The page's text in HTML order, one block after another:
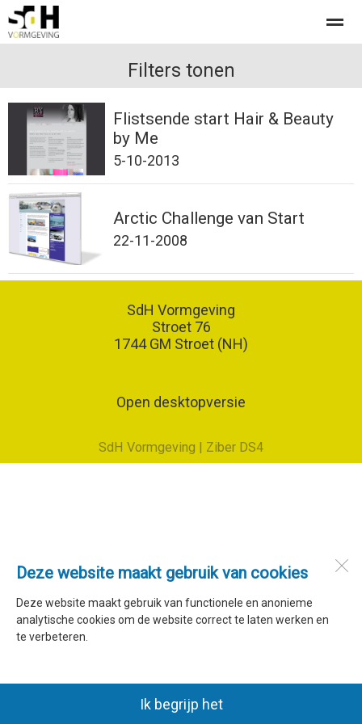
Offerte aanvragen bij SdH Vormgeving
Home
Deze website maakt gebruik van cookies
Deze website maakt gebruik van functionele en anonieme
analytische cookies om de website correct te laten werken en
te verbeteren.
Ik begrijp het
Filters tonen
Flistsende start Hair & Beauty
by Me
5-10-2013
Arctic Challenge van Start
22-11-2008
SdH Vormgeving
Stroet 76
1744 GM Stroet (NH)
Open desktopversie
SdH Vormgeving | Ziber DS4